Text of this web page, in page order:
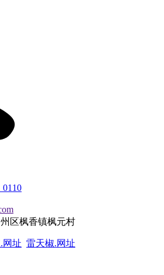
0110
区枫香镇枫元村
网址 雷天椒.网址